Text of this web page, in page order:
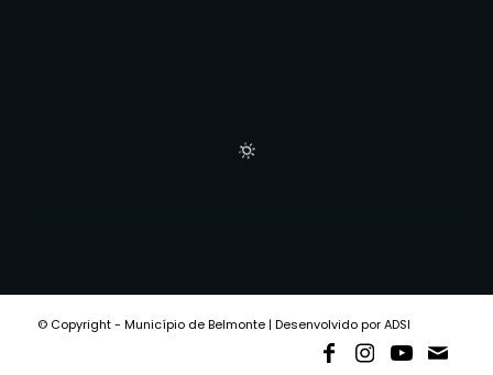
© Copyright - Município de Belmonte | Desenvolvido por ADSI